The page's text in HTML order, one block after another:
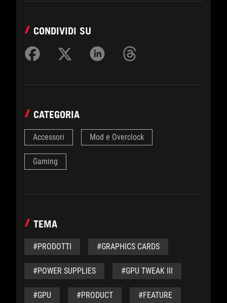
CONDIVIDI SU
CATEGORIA
Accessori Mod e Overclock
Gaming
TEMA
#PRODOTTI #GRAPHICS CARDS
#POWER SUPPLIES #GPU TWEAK III
#GPU #PRODUCT #FEATURE